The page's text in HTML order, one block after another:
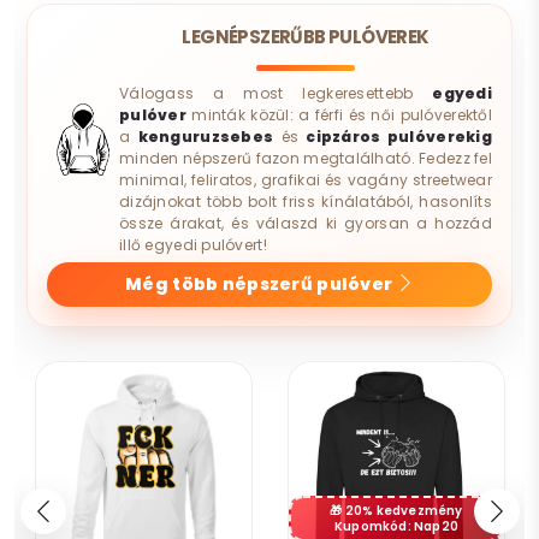
LEGNÉPSZERŰBB PULÓVEREK
Válogass a most legkeresettebb egyedi
pulóverminták közül: a férfi és női pulóverektől
a kenguruzsebes és cipzáros pulóverekig
minden népszerű fazon megtalálható. Fedezz fel
minimal, feliratos, grafikai és vagány streetwear
dizájnokat több bolt friss kínálatából, hasonlíts
össze árakat, és válaszd ki gyorsan a hozzád
illő egyedi pulóvert!
Még több népszerű pulóver
20% kedvezmény
Kupomkód: Nap20